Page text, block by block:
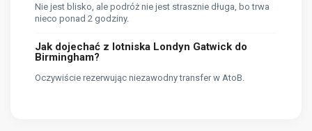
Nie jest blisko, ale podróż nie jest strasznie długa, bo trwa
nieco ponad 2 godziny.
Jak dojechać z lotniska Londyn Gatwick do
Birmingham?
Oczywiście rezerwując niezawodny transfer w AtoB.